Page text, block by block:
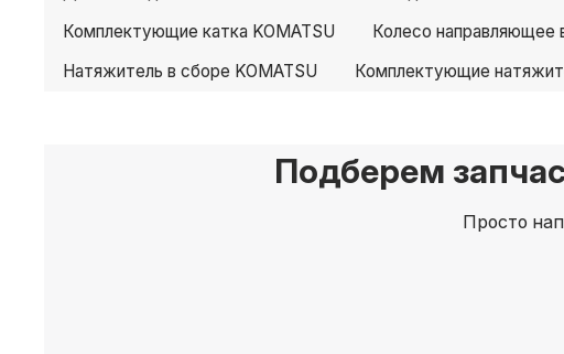
Комплектующие катка KOMATSU
Колесо направляющее
Натяжитель в сборе KOMATSU
Комплектующие
Подберем
Просто